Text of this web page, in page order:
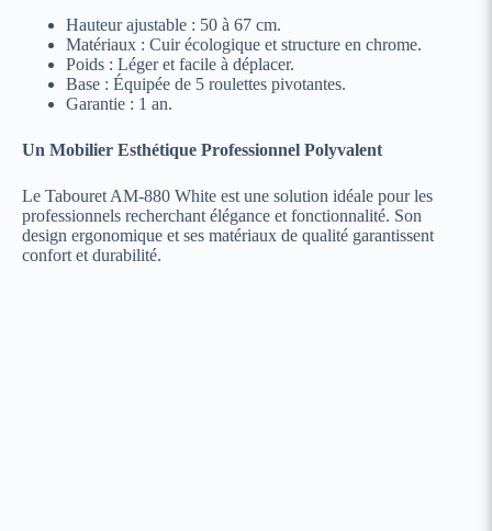
Hauteur ajustable : 50 à 67 cm.
Matériaux : Cuir écologique et structure en chrome.
Poids : Léger et facile à déplacer.
Base : Équipée de 5 roulettes pivotantes.
Garantie : 1 an.
Un Mobilier Esthétique Professionnel Polyvalent
Le Tabouret AM-880 White est une solution idéale pour les
professionnels recherchant élégance et fonctionnalité. Son
design ergonomique et ses matériaux de qualité garantissent
confort et durabilité.